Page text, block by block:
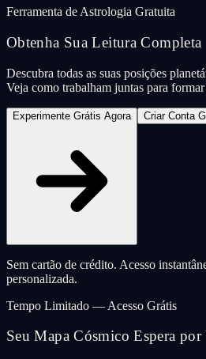
Ferramenta de Astrologia Gratuita
Obtenha Sua Leitura Completa
Descubra todas as suas posições
Veja como trabalham juntas para
Experimente Grátis Agora Criar Conta
Sem cartão de crédito. Acesso
personalizada.
Tempo Limitado — Acesso Grátis
Seu Mapa Cósmico Espera por